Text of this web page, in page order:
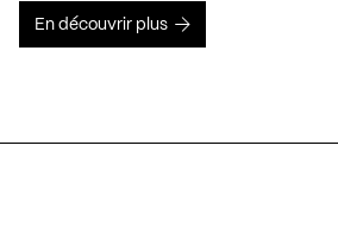
En découvrir plus